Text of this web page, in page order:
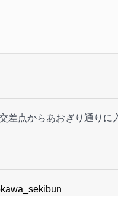
差点からあおぎり通りに